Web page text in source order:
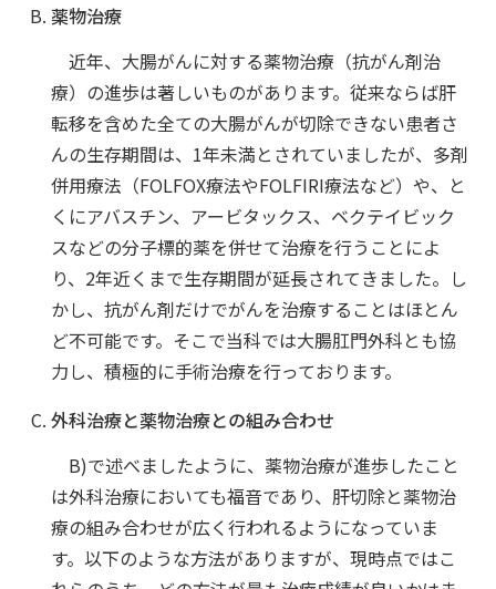
薬物治療
近年、大腸がんに対する薬物治療（抗がん剤治
療）の進歩は著しいものがあります。従来ならば肝
転移を含めた全ての大腸がんが切除できない患者さ
んの生存期間は、1年未満とされていましたが、多剤
併用療法（FOLFOX療法やFOLFIRI療法など）や、と
くにアバスチン、アービタックス、ベクテイビック
スなどの分子標的薬を併せて治療を行うことによ
り、2年近くまで生存期間が延長されてきました。し
かし、抗がん剤だけでがんを治療することはほとん
ど不可能です。そこで当科では大腸肛門外科とも協
力し、積極的に手術治療を行っております。
外科治療と薬物治療との組み合わせ
B)で述べましたように、薬物治療が進歩したこと
は外科治療においても福音であり、肝切除と薬物治
療の組み合わせが広く行われるようになっていま
す。以下のような方法がありますが、現時点ではこ